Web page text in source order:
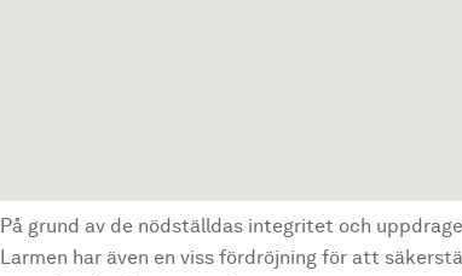
På grund av de nödställdas integritet och
Larmen har även en viss fördröjning för att